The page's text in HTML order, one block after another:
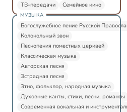
ТВ-передачи
Семейное кино
МУЗЫКА
Богослужебное пение Русской
Колокольный звон
Песнопения поместных церквей
Классическая музыка
Авторская песня
Эстрадная песня
Этно, фольклор, народная музыка
Духовные канты, стихи, песни, романсы
Современная вокальная и